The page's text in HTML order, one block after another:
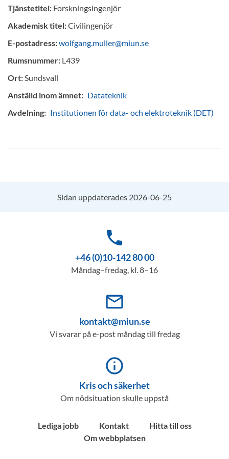
Tjänstetitel: Forskningsingenjör
Akademisk titel:Civilingenjör
E-postadress:wolfgang.muller@miun.se
Rumsnummer: L439
Ort:Sundsvall
Anställd inom ämnet: Datateknik
Avdelning: Institutionen för data- och elektroteknik (DET)
Sidan uppdaterades 2026-06-25
phone
+46 (0)10-142 80 00
Måndag–fredag, kl. 8–16
mail_outline
kontakt@miun.se
Vi svarar på e-post måndag till fredag
info_outline
Kris och säkerhet
Om nödsituation skulle uppstå
Lediga jobb Kontakt
Hitta till oss
Om webbplatsen